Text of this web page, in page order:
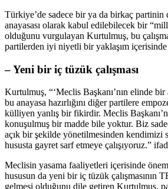
Türkiye’de sadece bir ya da birkaç
anayasası olarak kabul edilebilecek bir
olduğunu vurgulayan Kurtulmuş, bu
partilerden iyi niyetli bir yaklaşım içerisinde
– Yeni bir iç tüzük çalışması
Kurtulmuş, “‘Meclis Başkanı’nın elinde bir
bu anayasa hazırlığını diğer partilere
külliyen yanlış bir fikirdir. Meclis
konuşulmuş bir madde bile yoktur. Biz
açık bir şekilde yönetilmesinden kendimizi
hususta gayret sarf etmeye çalışıyoruz.”
Meclisin yasama faaliyetleri içerisinde
hususun da yeni bir iç tüzük çalışmasının
gelmesi olduğunu dile getiren Kurtulmuş,